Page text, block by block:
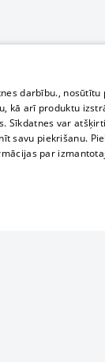
darbību.,
kā arī produktu
Sīkdatnes var
savu piekrišanu.
par